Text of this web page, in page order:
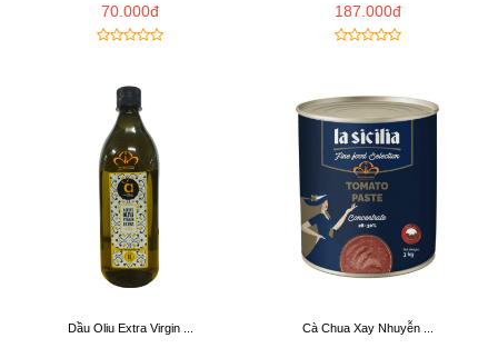
70.000đ 187.000đ
Dầu Oliu Extra Virgin ... Cà Chua Xay Nhuyễn ...